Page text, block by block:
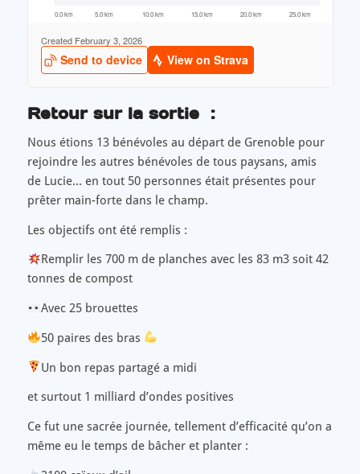
Retour sur la sortie :
Nous étions 13 bénévoles au départ de Grenoble pour
rejoindre les autres bénévoles de tous paysans, amis
de Lucie… en tout 50 personnes était présentes pour
prêter main-forte dans le champ.
Les objectifs ont été remplis :
Remplir les 700 m de planches avec les 83 m3 soit 42
tonnes de compost
Avec 25 brouettes
50 paires des bras
Un bon repas partagé a midi
et surtout 1 milliard d’ondes positives
Ce fut une sacrée journée, tellement d’efficacité qu’on a
même eu le temps de bâcher et planter :